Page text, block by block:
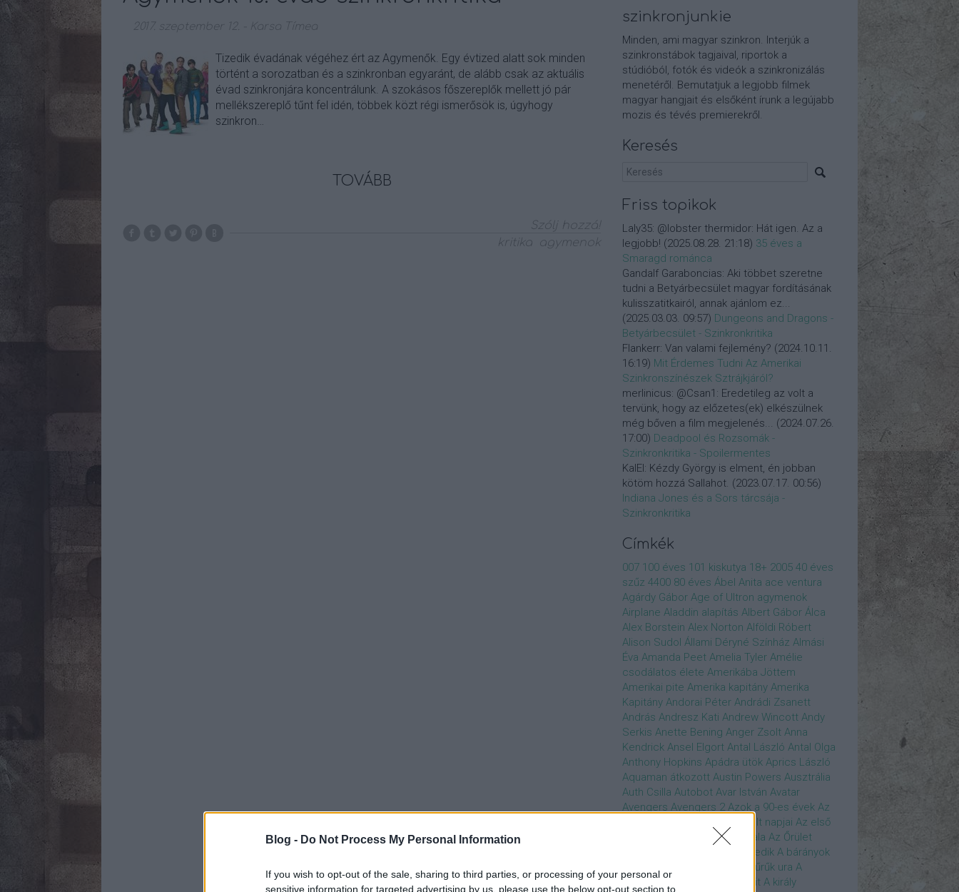
Blog - Do Not Process My Personal Information
If you wish to opt-out of the sale, sharing to third parties, or processing of your personal or
sensitive information for targeted advertising by us, please use the below opt-out section to
2017. szeptember 12. Karsa Tímea
Tizedik évadának végéhez ért az Agymenők. Egy évtized alatt sok minden
történt a sorozatban és a szinkronban egyaránt, de alább csak az aktuális
évad szinkronjára koncentrálunk. A szokásos főszereplők mellett jó pár
mellékszereplő tűnt fel idén, többek közt régi ismerősök is, úgyhogy
szinkron…
TOVÁBB
Szólj hozzá!
kritika
agymenok
szinkronjunkie
Minden, ami magyar szinkron. Interjúk a
szinkronstábok tagjaival, riportok a
stúdióból, fotók és videók a szinkronizálás
menetéről. Bemutatjuk a legjobb filmek
magyar hangjait és elsőként írunk a legújabb
mozis és tévés premierekről.
Keresés
Friss topikok
Laly35: @lobster thermidor: Hát igen. Az a
legjobb! (2025.08.28. 21:18) 35 éves a
Smaragd románca
Gandalf Garaboncias: Aki többet szeretne
tudni a Betyárbecsület magyar fordításának
kulisszatitkairól, annak ajánlom ez...
(2025.03.03. 09:57) Dungeons and Dragons -
Betyárbecsület - Szinkronkritika
Flankerr: Van valami fejlemény? (2024.10.11.
16:19) Mit Érdemes Tudni Az Amerikai
Szinkronszínészek Sztrájkjáról?
merlinicus: @Csan1: Eredetileg az volt a
tervünk, hogy az előzetes(ek) elkészülnek
még bőven a film megjelenés... (2024.07.26.
17:00) Deadpool és Rozsomák -
Szinkronkritika - Spoilermentes
KalEl: Kézdy György is elment, én jobban
kötöm hozzá Sallahot. (2023.07.17. 00:56)
Indiana Jones és a Sors tárcsája -
Szinkronkritika
Címkék
007 100 éves 101 kiskutya 18+ 2005 40 éves
szűz 4400 80 éves Ábel Anita ace ventura
Agárdy Gábor Age of Ultron agymenok
Airplane Aladdin alapítás Albert Gábor Álca
Alex Borstein Alex Norton Alföldi Róbert
Alison Sudol Állami Déryné Színház Almási
Éva Amanda Peet Amelia Tyler Amélie
csodálatos élete Amerikába Jöttem
Amerikai pite Amerika kapitány Amerika
Kapitány Andorai Péter Andrádi Zsanett
András Andresz Kati Andrew Wincott Andy
Serkis Anette Bening Anger Zsolt Anna
Kendrick Ansel Elgort Antal László Antal Olga
Anthony Hopkins Apádra ütök Aprics László
Aquaman átkozott Austin Powers Ausztrália
Auth Csilla Autobot Avar István Avatar
Avengers Avengers 2 Azok a 90-es évek Az
Az eljövendő múlt napjai Az első
Az igazság hajnala Az Őrület
Az Utolsó Jedik A bárányok
A gyűrűk ura A
Hangya és a Darázs
A hobbit A király